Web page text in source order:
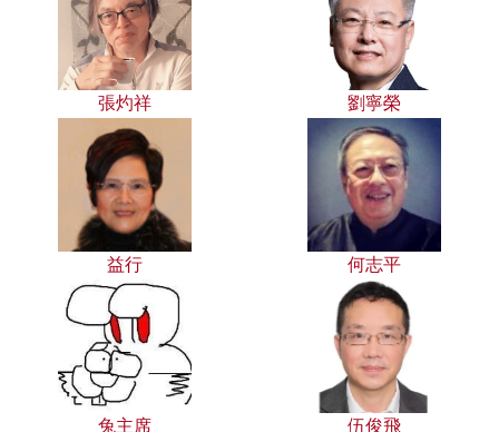
張灼祥 劉寧榮
益行 何志平
兔主席 伍俊飛